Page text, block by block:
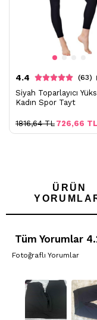
4.4 (63)
Siyah Toparlayıcı
Kadın Spor Tayt
726,66 TL
1816,64 TL
ÜRÜN
Tüm Yorumlar
Fotoğraflı Yorumlar